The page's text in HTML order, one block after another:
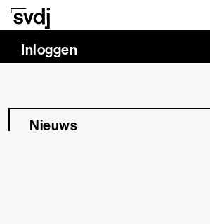
Naar hoofdinhoud
Inloggen
Nieuws